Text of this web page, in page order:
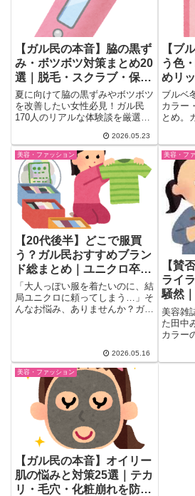
【ガル民の本音】脇の黒ず
み・ボツボツ対策まとめ20
選｜脱毛・スクラブ・保湿
で綺麗に
夏に向けて脇の黒ずみやボツボツ
を改善したい女性必見！ガル民
170人のリアルな体験談を厳選。
ジングオイルや美白クリームを使
ったセルフケアから、脱毛後もく
すみが残る場合の対処法まで本音
まとめ。芸能人みたいな脇は「ボ
ディメイク」の産物という衝撃の
事実も。
2026.05.23
【ブ
う色
めリ
音ま
ブルベ
カラー
とめ。
録から
似合わ
ーやシ
で。
美容・ファッション
【20代後半】どこで服買
う？ガル民おすすめブラン
ド総まとめ｜ユニクロ卒
業・ZARA・グリーンレー
ベル・しまむら…年代別リ
アル攻略法
「大人っぽい服を着たいのに、結
局ユニクロに頼ってしまう…」そ
んなお悩み、ありませんか？ガー
2026.05.16
美容・フ
【賛
ライ
騒然
「こ
成感
美容雑
た田中
カラー
美容・ファッション
【ガル民の本音】オイリー
肌の悩みと対策25選｜テカ
リ・毛穴・化粧崩れを防ぐ